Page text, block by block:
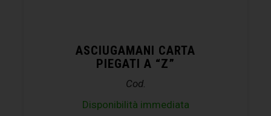
ASCIUGAMANI CARTA
PIEGATI A “Z”
Cod.
Disponibilità immediata